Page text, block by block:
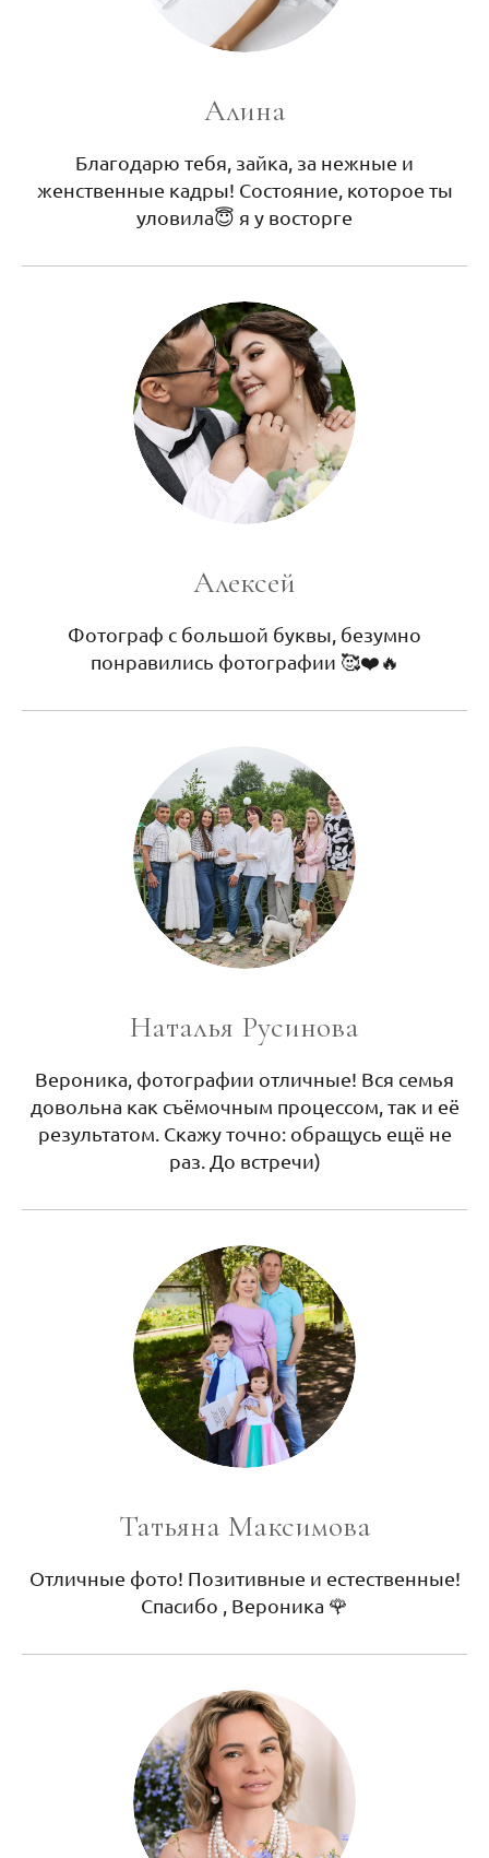
Алина
Благодарю тебя, зайка, за нежные и
женственные кадры! Состояние, которое ты
уловила😇 я у восторге
Алексей
Фотограф с большой буквы, безумно
понравились фотографии 🥰❤️🔥
Наталья Русинова
Вероника, фотографии отличные! Вся семья
довольна как съёмочным процессом, так и её
результатом. Скажу точно: обращусь ещё не
раз. До встречи)
Татьяна Максимова
Отличные фото! Позитивные и естественные!
Спасибо , Вероника 🌹